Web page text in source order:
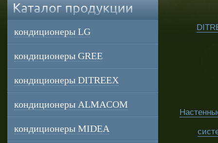
кондиционеры LG
кондиционеры GREE
кондиционеры DITREEX
кондиционеры ALMACOM
кондиционеры MIDEA